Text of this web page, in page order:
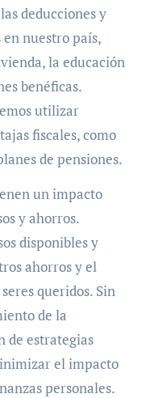
deducciones y
nuestro país,
la educación
benéficas.
utilizar
fiscales, como
de pensiones.
un impacto
y ahorros.
disponibles y
ahorros y el
queridos. Sin
de la
de estrategias
el impacto
personales.